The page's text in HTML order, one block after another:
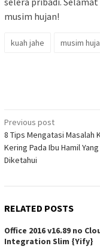
musim hujan!
kuah jahe musim
Post
navigation
Previous post
8 Tips Mengatasi Masalah
Kering Pada Ibu Hamil
Diketahui
RELATED POSTS
Office 2016 v16.89 no
Integration Slim {Yify}